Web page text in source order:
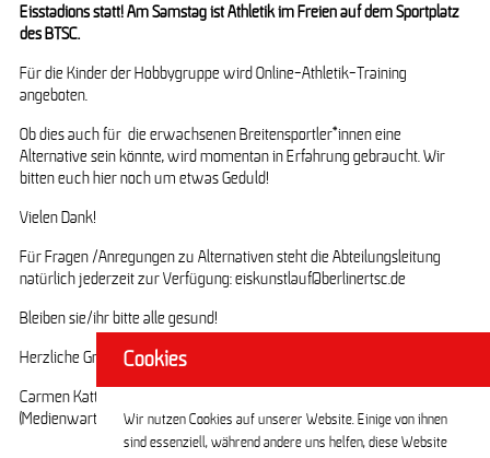
Eisstadions statt! Am Samstag ist Athletik im Freien auf dem Sportplatz
des BTSC.
Für die Kinder der Hobbygruppe wird Online-Athletik-Training
angeboten.
Ob dies auch für die erwachsenen Breitensportler*innen eine
Alternative sein könnte, wird momentan in Erfahrung gebraucht. Wir
bitten euch hier noch um etwas Geduld!
Vielen Dank!
Für Fragen /Anregungen zu Alternativen steht die Abteilungsleitung
natürlich jederzeit zur Verfügung: eiskunstlauf@berlinertsc.de
Bleiben sie/ihr bitte alle gesund!
Herzliche Grüße
Carmen Katt
(Medienwartin)
Cookies
Wir nutzen Cookies auf unserer Website. Einige von ihnen
sind essenziell, während andere uns helfen, diese Website